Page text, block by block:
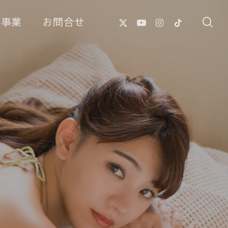
業 お問合せ
X-
Twitter
YoutubeInstagram
Tiktok